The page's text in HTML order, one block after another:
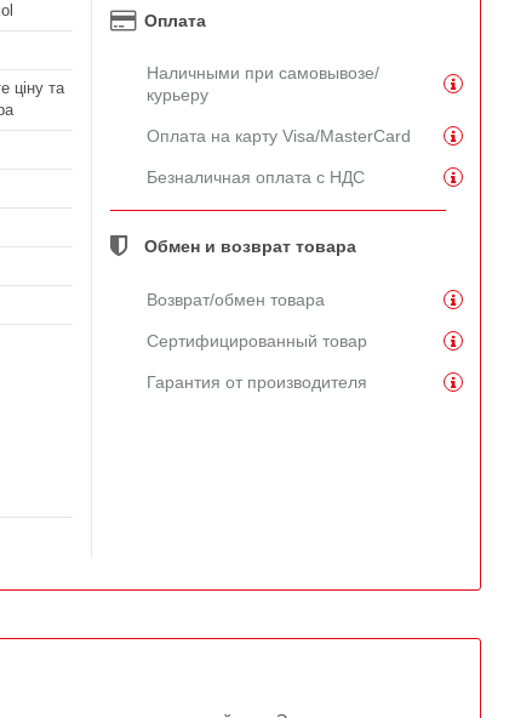
ціну та
Оплата
Наличными при самовывозе/
курьеру
Оплата на карту Visa/MasterCard
Безналичная оплата с НДС
Обмен и возврат товара
Возврат/обмен товара
Сертифицированный товар
Гарантия от производителя